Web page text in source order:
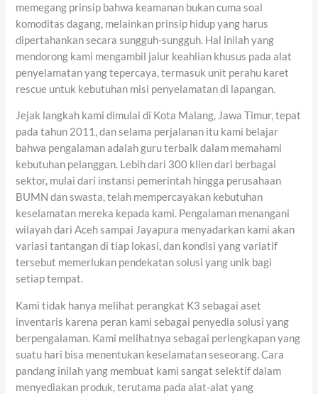
memegang prinsip bahwa keamanan bukan cuma soal
komoditas dagang, melainkan prinsip hidup yang harus
dipertahankan secara sungguh-sungguh. Hal inilah yang
mendorong kami mengambil jalur keahlian khusus pada alat
penyelamatan yang tepercaya, termasuk unit perahu karet
rescue untuk kebutuhan misi penyelamatan di lapangan.
Jejak langkah kami dimulai di Kota Malang, Jawa Timur, tepat
pada tahun 2011, dan selama perjalanan itu kami belajar
bahwa pengalaman adalah guru terbaik dalam memahami
kebutuhan pelanggan. Lebih dari 300 klien dari berbagai
sektor, mulai dari instansi pemerintah hingga perusahaan
BUMN dan swasta, telah mempercayakan kebutuhan
keselamatan mereka kepada kami. Pengalaman menangani
wilayah dari Aceh sampai Jayapura menyadarkan kami akan
variasi tantangan di tiap lokasi, dan kondisi yang variatif
tersebut memerlukan pendekatan solusi yang unik bagi
setiap tempat.
Kami tidak hanya melihat perangkat K3 sebagai aset
inventaris karena peran kami sebagai penyedia solusi yang
berpengalaman. Kami melihatnya sebagai perlengkapan yang
suatu hari bisa menentukan keselamatan seseorang. Cara
pandang inilah yang membuat kami sangat selektif dalam
menyediakan produk, terutama pada alat-alat yang